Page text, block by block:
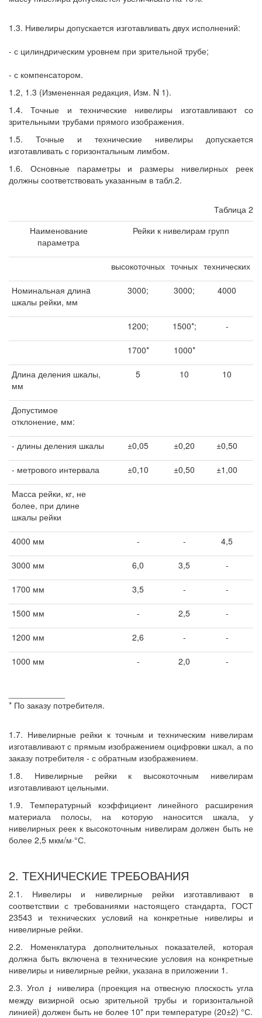
1.3. Нивелиры допускается изготавливать двух исполнений:
- с цилиндрическим уровнем при зрительной трубе;
- с компенсатором.
1.2, 1.3 (Измененная редакция, Изм. N 1).
1.4. Точные и технические нивелиры изготавливают со
зрительными трубами прямого изображения.
1.5. Точные и технические нивелиры допускается
изготавливать с горизонтальным лимбом.
1.6. Основные параметры и размеры нивелирных реек
должны соответствовать указанным в табл.2.
Таблица 2
Наименование
параметра
Рейки к нивелирам групп
высокоточных точных технических
Номинальная длинa
шкалы рейки, мм
3000; 3000; 4000
1200; 1500*; -
1700* 1000*
Длина деления шкалы,
мм
5 10 10
Допустимое
отклонение, мм:
- длины деления шкалы ±0,05 ±0,20 ±0,50
- метрового интервала ±0,10 ±0,50 ±1,00
Масса рейки, кг, не
более, при длине
шкалы рейки
4000 мм - - 4,5
3000 мм 6,0 3,5 -
1700 мм 3,5 - -
1500 мм - 2,5 -
1200 мм 2,6 - -
1000 мм - 2,0 -
* По заказу потребителя.
1.7. Нивелирные рейки к точным и техническим нивелирам
изготавливают с прямым изображением оцифровки шкал, а по
заказу потребителя - с обратным изображением.
1.8. Нивелирные рейки к высокоточным нивелирам
изготавливают цельными.
1.9. Температурный коэффициент линейного расширения
материала полосы, на которую наносится шкала, у
нивелирных реек к высокоточным нивелирам должен быть не
более 2,5 мкм/м·°С.
2. ТЕХНИЧЕСКИЕ ТРЕБОВАНИЯ
2.1. Нивелиры и нивелирные рейки изготавливают в
соответствии с требованиями настоящего стандарта, ГОСТ
23543 и технических условий на конкретные нивелиры и
нивелирные рейки.
2.2. Номенклатура дополнительных показателей, которая
должна быть включена в технические условия на конкретные
нивелиры и нивелирные рейки, указана в приложении 1.
2.3. Угол
нивелира (проекция на отвесную плоскость угла
между визирной осью зрительной трубы и горизонтальной
линией) должен быть не более 10" при температуре (20±2) °С.